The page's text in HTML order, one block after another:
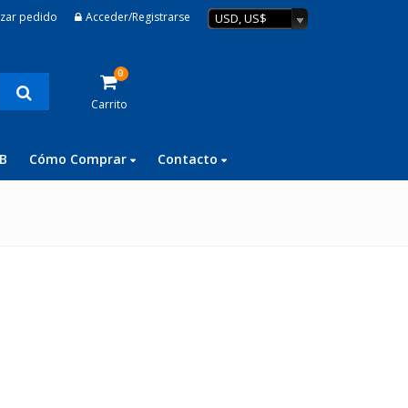
pedido Acceder/Registrarse USD, US$
0
Carrito
Cómo Comprar Contacto